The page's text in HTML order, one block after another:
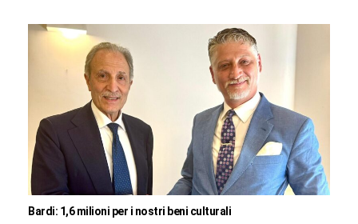
Bardi: 1,6 milioni per i nostri beni culturali